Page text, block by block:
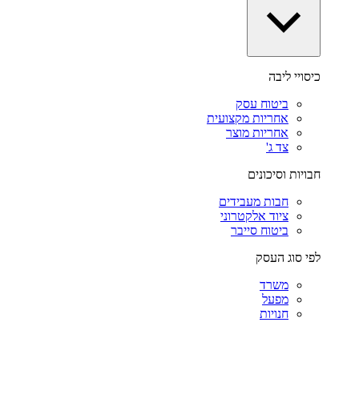
כיסויי ליבה
ביטוח עסק
אחריות מקצועית
אחריות מוצר
צד ג'
חבויות וסיכונים
חבות מעבידים
ציוד אלקטרוני
ביטוח סייבר
לפי סוג העסק
משרד
מפעל
חנויות